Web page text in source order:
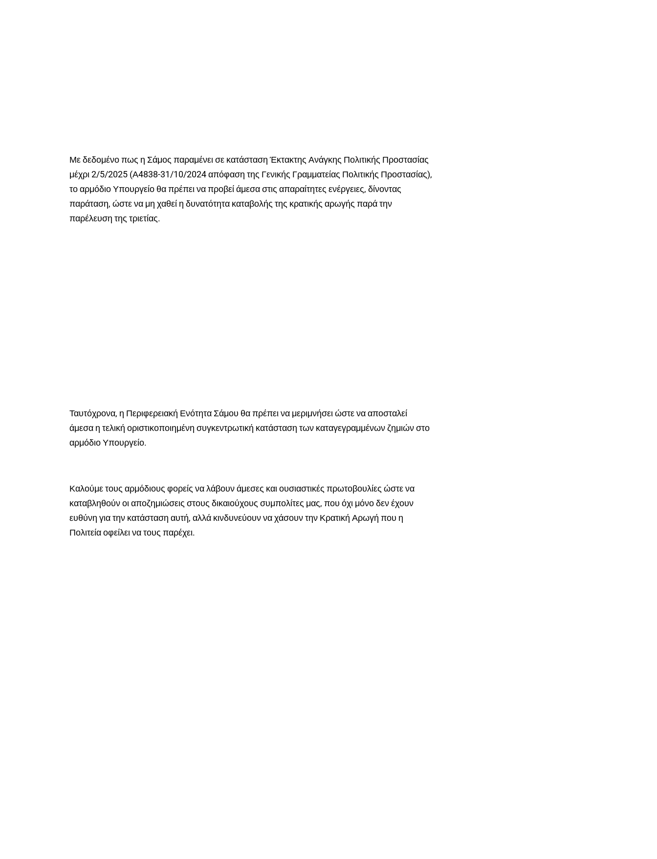
Με δεδομένο πως η Σάμος παραμένει σε κατάσταση Έκτακτης Ανάγκης Πολιτικής Προστασίας
μέχρι 2/5/2025 (Α4838-31/10/2024 απόφαση της Γενικής Γραμματείας Πολιτικής Προστασίας),
το αρμόδιο Υπουργείο θα πρέπει να προβεί άμεσα στις απαραίτητες ενέργειες, δίνοντας
παράταση, ώστε να μη χαθεί η δυνατότητα καταβολής της κρατικής αρωγής παρά την
παρέλευση της τριετίας.
Ταυτόχρονα, η Περιφερειακή Ενότητα Σάμου θα πρέπει να μεριμνήσει ώστε να αποσταλεί
άμεσα η τελική οριστικοποιημένη συγκεντρωτική κατάσταση των καταγεγραμμένων ζημιών στο
αρμόδιο Υπουργείο.
Καλούμε τους αρμόδιους φορείς να λάβουν άμεσες και ουσιαστικές πρωτοβουλίες ώστε να
καταβληθούν οι αποζημιώσεις στους δικαιούχους συμπολίτες μας, που όχι μόνο δεν έχουν
ευθύνη για την κατάσταση αυτή, αλλά κινδυνεύουν να χάσουν την Κρατική Αρωγή που η
Πολιτεία οφείλει να τους παρέχει.